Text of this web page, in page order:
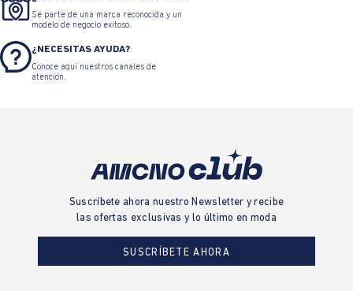
Sé parte de una marca reconocida y un
modelo de negocio exitoso.
¿NECESITAS AYUDA?
Conoce aquí nuestros canales de
atención.
Suscríbete ahora nuestro Newsletter y recibe
las ofertas exclusivas y lo último en moda
SUSCRÍBETE AHORA